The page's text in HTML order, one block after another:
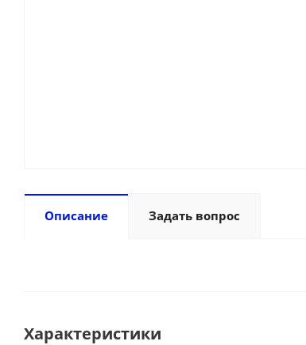
Описание Задать вопрос
Характеристики